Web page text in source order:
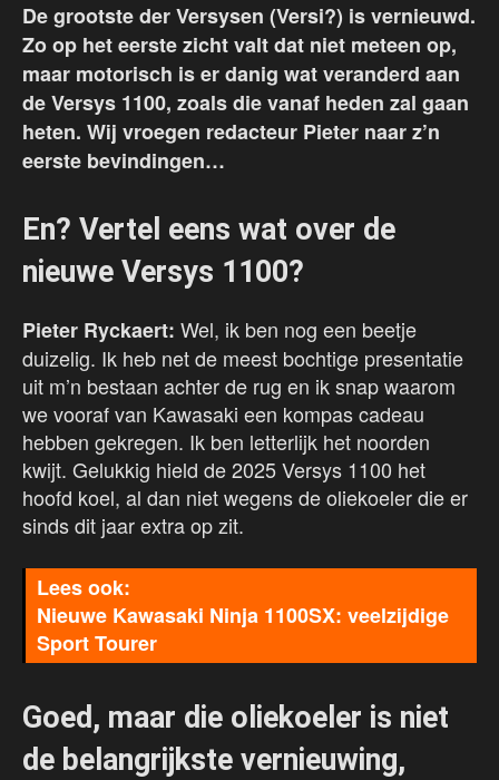
De grootste der Versysen (Versi?) is vernieuwd.
Zo op het eerste zicht valt dat niet meteen op,
maar motorisch is er danig wat veranderd aan
de Versys 1100, zoals die vanaf heden zal gaan
heten. Wij vroegen redacteur Pieter naar z’n
eerste bevindingen…
En? Vertel eens wat over de
nieuwe Versys 1100?
Pieter Ryckaert: Wel, ik ben nog een beetje
duizelig. Ik heb net de meest bochtige presentatie
uit m’n bestaan achter de rug en ik snap waarom
we vooraf van Kawasaki een kompas cadeau
hebben gekregen. Ik ben letterlijk het noorden
kwijt. Gelukkig hield de 2025 Versys 1100 het
hoofd koel, al dan niet wegens de oliekoeler die er
sinds dit jaar extra op zit.
Nieuwe Kawasaki Ninja 1100SX: veelzijdige
Sport Tourer
Goed, maar die oliekoeler is niet
de belangrijkste vernieuwing,